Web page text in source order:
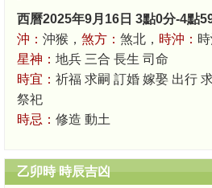
西曆2025年9月16日 3點0分-4點
沖： 沖猴， 煞方： 煞北， 時沖：
星神： 地兵 三合 長生 司命
時宜： 祈福 求嗣 訂婚 嫁娶 出行
祭祀
時忌： 修造 動土
乙卯時 時辰吉凶